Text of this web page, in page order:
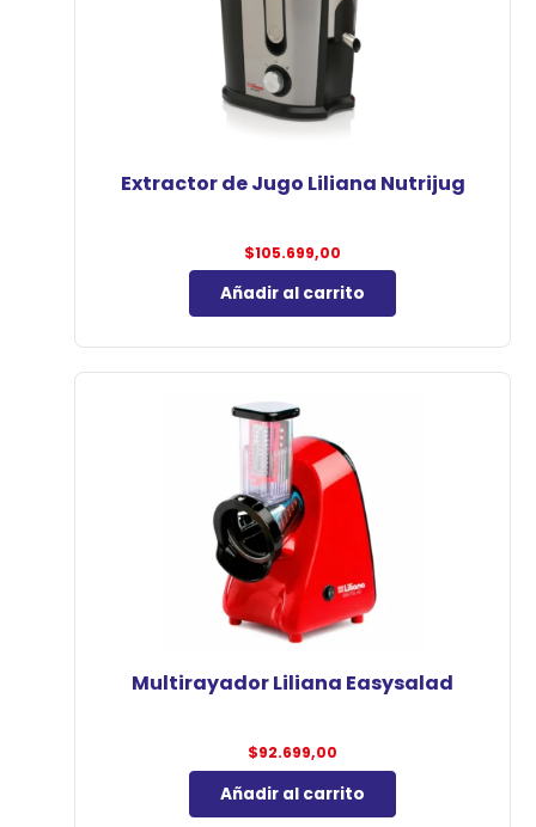
Extractor de Jugo Liliana Nutrijug
$105.699,00
Añadir al carrito
Multirayador Liliana Easysalad
$92.699,00
Añadir al carrito